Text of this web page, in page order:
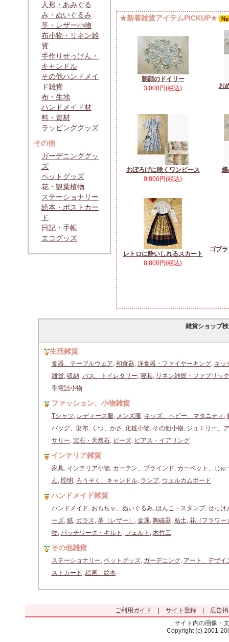
人形・あみぐる
み・ぬいぐるみ
革・レザー小物
布小物・リネン雑
貨
手作りせっけん・
キャンドル
その他ハンドメイ
ド雑貨
布・生地
ハンドメイド材
料・資材
ラッピンググッズ
その他
ガーデニンググッ
ズ
ペットグッズ
花・観葉植物
ステーショナリー
絵本・ポストカー
ド
日記・手帳
エコグッズ
★新着雑貨アイテムPICKUP★
朝顔のドイリー
3,000円(税込)
お
おぼろげに咲くワンピース
9,800円(税込)
レトロに酔いしれるスカート
8,800円(税込)
ゴブ
雑貨ショップ
生活雑貨
食器、テーブルウェア, 和食器, 洋食器・ファイヤーキング, キッ
雑貨, 収納, バス、トイレタリー, 寝具, リネン雑貨・ファブリック
帯電話小物
ファッション、小物雑貨
Tシャツ, レディース服, メンズ服, キッズ、ベビー、マタニティ ,
バッグ、財布, くつ、かさ , 化粧小物, その他小物, ジュエリー、
サリー, 宝石・天然石, ビーズ, ピアス・イアリング
インテリア雑貨
家具, インテリア小物, カーテン、ブラインド, カーペット、じゅ
ん, 照明 , ろうそく、キャンドル, ランプ, ウェルカムボード
ハンドメイド雑貨
ハンドメイド, おもちゃ、ぬいぐるみ, はんこ・スタンプ, せっけ
ーズ, 紙, ガラス, 革（レザー） , 金属, 陶磁器, 粘土, 花（フラワー
物, パッチワーク・キルト , フェルト , 木竹工
その他雑貨
ステーショナリー, ペットグッズ, ガーデニング, アート、デザイ
ストカード, 絵画、絵本
ご利用ガイド サイト登録|
広告
サイト内の画像・
Copyright (c) 2001-